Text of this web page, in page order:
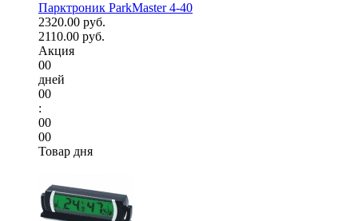
Парктроник ParkMaster 4-40
2320.00 руб.
2110.00 руб.
Акция
00
дней
00
:
00
00
Товар дня